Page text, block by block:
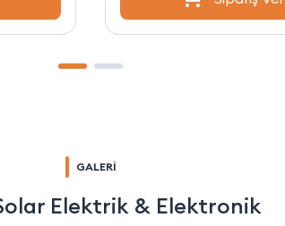
GALERİ
Elektrik & Elektronik